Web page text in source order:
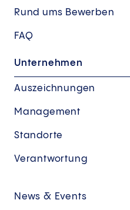
Rund ums Bewerben
FAQ
Unternehmen
Auszeichnungen
Management
Standorte
Verantwortung
News & Events